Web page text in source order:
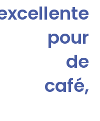
pour
de
café,